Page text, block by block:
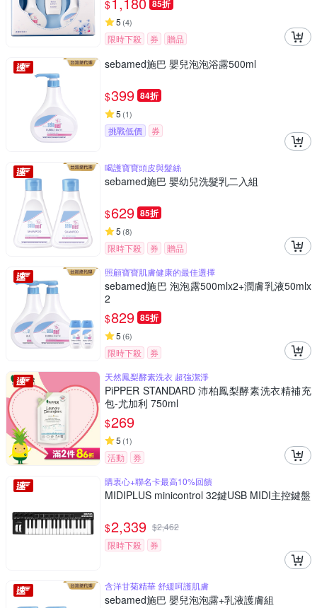
$ 85折
5 (4)
限時下殺 券 贈品
sebamed施巴 嬰兒泡泡浴露500ml
$399 84折
5 (1)
挑戰低價 券
喝護寶寶頭皮與髮絲
sebamed施巴 嬰幼兒洗髮乳二入組
$629 85折
5 (8)
限時下殺 券
贈品
照顧寶寶肌膚健康的最佳選擇
sebamed施巴 泡泡露500mlx2+潤膚乳液50mlx
2
$829 85折
5 (6)
限時下殺
券
天然鳳梨酵素洗衣 超強潔淨
PiPPER STANDARD 沛柏鳳梨酵素洗衣精補充
包-尤加利 750ml
$269
5 (1)
活動
券
購衷心+聯名卡最高10%回饋
MIDIPLUS minicontrol 32鍵USB MIDI主控鍵盤
$2,339 $2,462
限時下殺
券
含洋甘菊精華 舒緩呵護肌膚
sebamed施巴 嬰兒泡泡露+乳液護膚組